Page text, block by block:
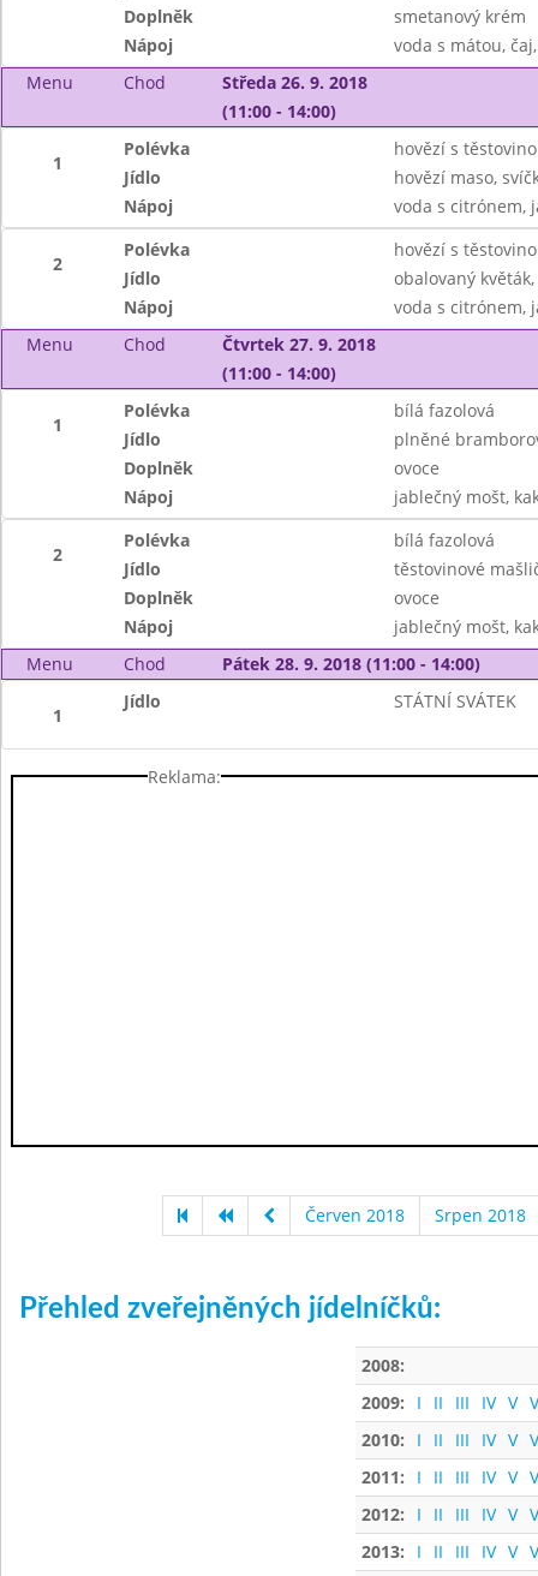
Doplněk
smetanový krém
Nápoj
voda s mátou,
Menu
Chod
Středa 26. 9. 2018
(11:00 - 14:00)
1
Polévka
hovězí s
Jídlo
hovězí maso,
Nápoj
voda s citrónem,
2
Polévka
hovězí s
Jídlo
obalovaný
Nápoj
voda s citrónem,
Menu
Chod
Čtvrtek 27. 9. 2018
(11:00 - 14:00)
1
Polévka
bílá fazolová
Jídlo
plněné
Doplněk
ovoce
Nápoj
jablečný mošt,
2
Polévka
bílá fazolová
Jídlo
těstovinové
Doplněk
ovoce
Nápoj
jablečný mošt,
Menu
Chod Pátek 28. 9. 2018 (11:00 - 14:00)
1
Jídlo STÁTNÍ SVÁTEK
Reklama:
Červen 2018 Srpen 2018
Přehled zveřejněných jídelníčků:
2008:
2009:
I II III IV V
2010:
I II III IV V
2011:
I II III IV V
2012:
I II III IV V
2013:
I II III IV V